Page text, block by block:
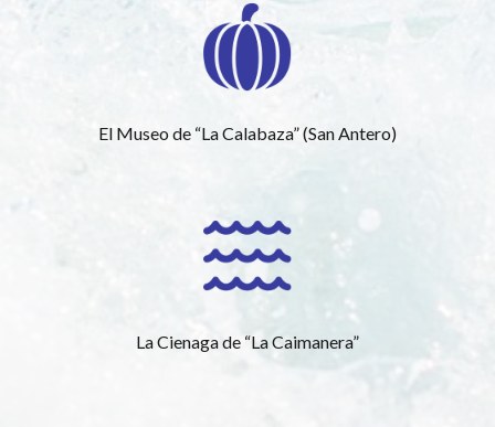
El Museo de “La Calabaza” (San Antero)
La Cienaga de “La Caimanera”